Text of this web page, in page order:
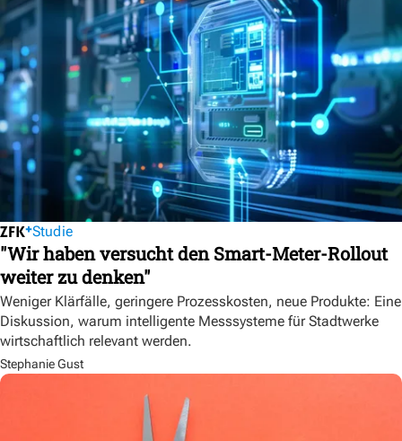
Studie
"Wir haben versucht den Smart-Meter-Rollout
weiter zu denken"
Weniger Klärfälle, geringere Prozesskosten, neue Produkte: Eine
Diskussion, warum intelligente Messsysteme für Stadtwerke
wirtschaftlich relevant werden.
Stephanie Gust